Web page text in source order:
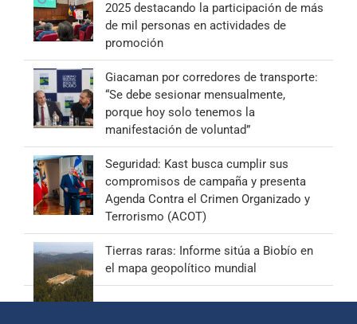
2025 destacando la participación de más
de mil personas en actividades de
promoción
Giacaman por corredores de transporte:
“Se debe sesionar mensualmente,
porque hoy solo tenemos la
manifestación de voluntad”
Seguridad: Kast busca cumplir sus
compromisos de campaña y presenta
Agenda Contra el Crimen Organizado y
Terrorismo (ACOT)
Tierras raras: Informe sitúa a Biobío en
el mapa geopolítico mundial